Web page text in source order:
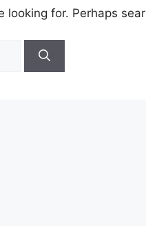
looking for. Perhaps